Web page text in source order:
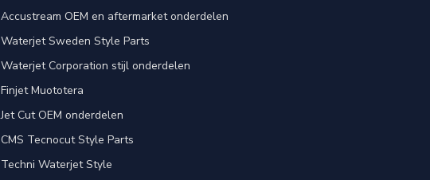
Accustream OEM en aftermarket onderdelen
Waterjet Sweden Style Parts
Waterjet Corporation stijl onderdelen
Finjet Muototera
Jet Cut OEM onderdelen
CMS Tecnocut Style Parts
Techni Waterjet Style